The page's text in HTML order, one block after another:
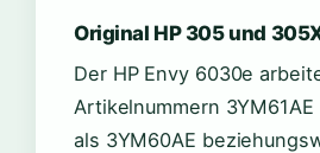
Original HP 305 und
Der HP Envy 6030e
Artikelnummern
als 3YM60AE